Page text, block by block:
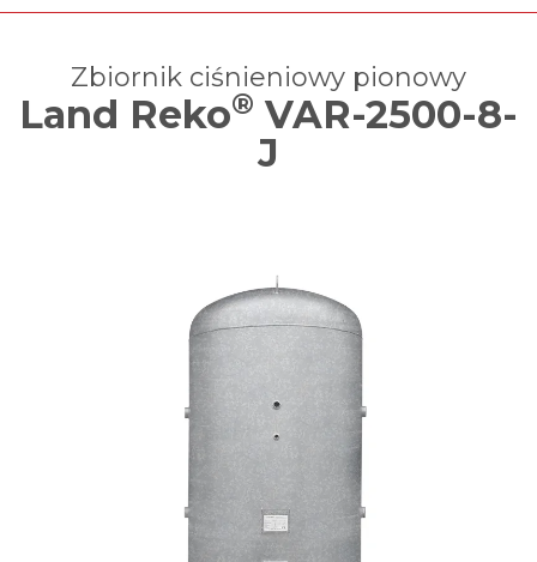
Zbiornik ciśnieniowy pionowy
Land Reko® VAR-2500-8-
J